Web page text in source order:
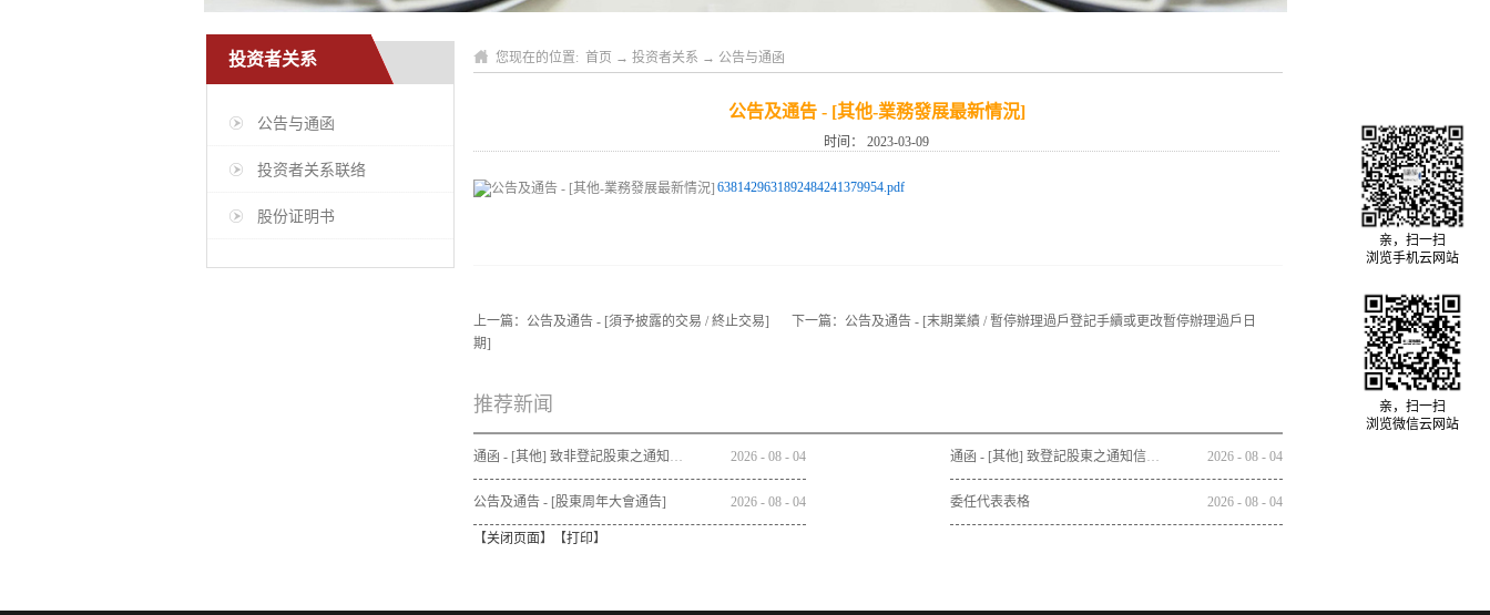
投资者关系
公告与通函
投资者关系联络
股份证明书
您现在的位置: 首页 → 投资者关系 → 公告与通函
公告及通告 - [其他-業務發展最新情況]
时间： 2023-03-09
6381429631892484241379954.pdf
上一篇： 公告及通告 - [須予披露的交易 / 終止交易] 下一篇： 公告及通告 - [末期業績 / 暫停辦理過戶登記手續或更改暫停辦理過戶日
期]
推荐新闻
通函 - [其他] 致非登記股東之通知信函及申請表格 - 通函連同股東週年大會通告及代表委任表格之發佈通知 2026 - 08 - 04 通函 - [其他] 致登記股東之通知信函及回條 - 通函連同股東週年大會通告及代表委任表格之發佈通知 2026 - 08 - 04
公告及通告 - [股東周年大會通告] 2026 - 08 - 04 委任代表表格 2026 - 08 - 04
【关闭页面】【打印】
亲，扫一扫
浏览手机云网站
亲，扫一扫
浏览微信云网站